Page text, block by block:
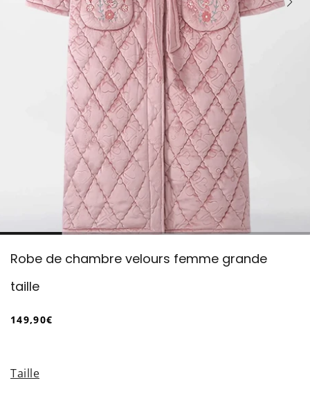
Robe de chambre velours femme grande
taille
149,90€
/
Taille